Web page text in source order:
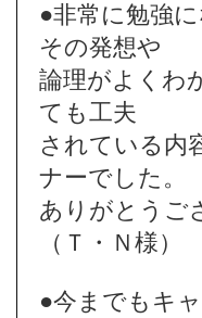
●非常に勉強
その発想や
論理がよくわ
ても工夫
されている内
ナーでした。
ありがとうご
（Ｔ・Ｎ様）
●今までもキ